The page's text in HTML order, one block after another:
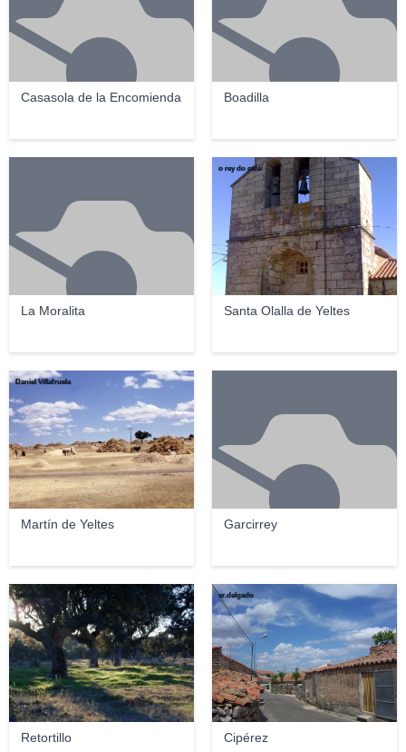
Casasola de la Encomienda Boadilla
La Moralita Santa Olalla de Yeltes
o rey do café
Martín de Yeltes
Daniel Villafruela
Garcirrey
Retortillo
gehernandez
Cipérez
sr.delgado